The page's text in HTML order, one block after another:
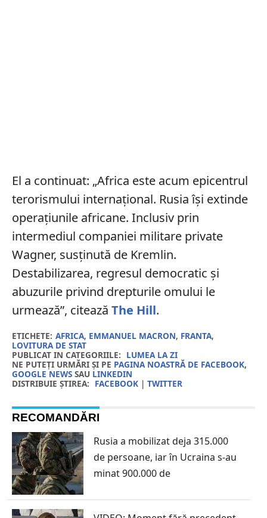
El a continuat: „Africa este acum epicentrul
terorismului internațional. Rusia își extinde
operațiunile africane. Inclusiv prin
intermediul companiei militare private
Wagner, susținută de Kremlin.
Destabilizarea, regresul democratic și
abuzurile privind drepturile omului le
urmează”, citează The Hill.
ETICHETE: AFRICA, EMMANUEL MACRON, FRANTA,
LOVITURA DE STAT
PUBLICAT IN CATEGORIILE: LUMEA LA ZI
NE PUTEȚI URMĂRI ȘI PE PAGINA NOASTRĂ DE FACEBOOK,
GOOGLE NEWSSAU LINKEDIN
DISTRIBUIE ȘTIREA: FACEBOOK| TWITTER
RECOMANDĂRI
Rusia a mobilizat deja 315.000
de persoane, iar în Ucraina s-au
minat 900.000 de